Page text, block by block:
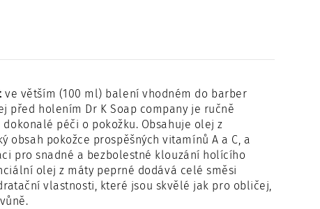
ve větším (100 ml) balení vhodném do barber
před holením Dr K Soap company je ručně
péči o pokožku. Obsahuje olej z
pokožce prospěšných vitamínů A a C, a
pro snadné a bezbolestné klouzání holícího
olej z máty peprné dodává celé směsi
vlastnosti, které jsou skvělé jak pro obličej,